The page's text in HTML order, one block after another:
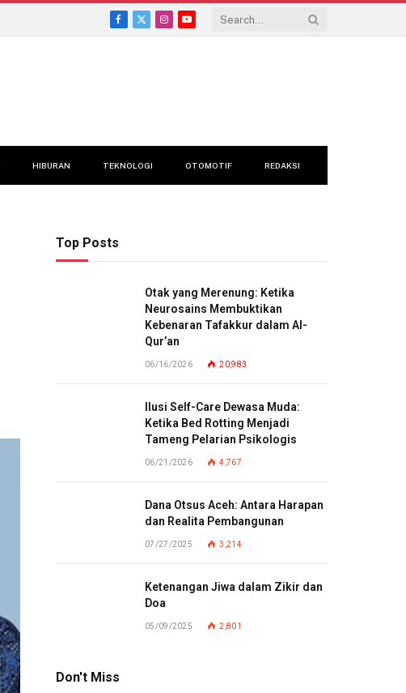
Facebook
X
InstagramYouTube
HIBURAN TEKNOLOGI OTOMOTIF REDAKSI
Top Posts
Otak yang Merenung: Ketika
Neurosains Membuktikan
Kebenaran Tafakkur dalam Al-
Qur’an
06/16/2026 20,983
Ilusi Self-Care Dewasa Muda:
Ketika Bed Rotting Menjadi
Tameng Pelarian Psikologis
06/21/2026 4,767
Dana Otsus Aceh: Antara Harapan
dan Realita Pembangunan
07/27/2025 3,214
Ketenangan Jiwa dalam Zikir dan
Doa
05/09/2025 2,801
Don't Miss